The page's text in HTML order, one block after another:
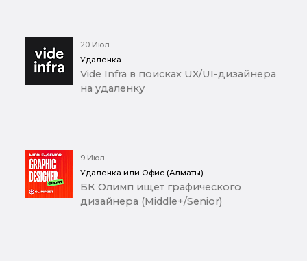
20 Июл
Удаленка
Vide Infra в поисках UX/UI-дизайнера
на удаленку
9 Июл
Удаленка или Офис (Алматы)
БК Олимп ищет графического
дизайнера (Middle+/Senior)